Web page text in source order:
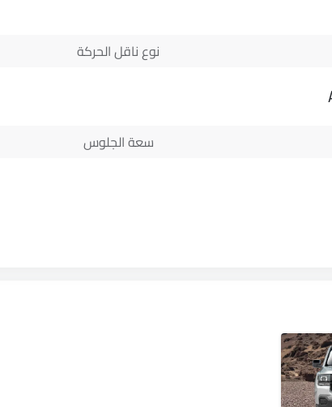
نوع ناقل الحركة
سعة الجلوس